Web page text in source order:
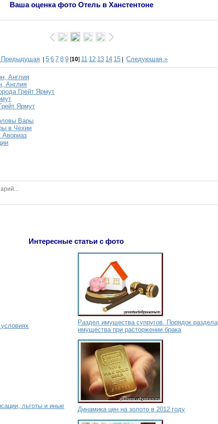
Ваша оценка фото Отель в Ханстентоне
Предыдущая |5 6 7 8 9 [10] 11 12 13 14 15 |Следующая »
Англия
Англия
Грейт Ярмут
Ярмут
Вары
в Чехии
Авориаз
Интересные статьи с фото
Раздел имущества супругов. Порядок раздела
имущества при расторжении брака
льготы и иные
Динамика цен на золото в 2012 году